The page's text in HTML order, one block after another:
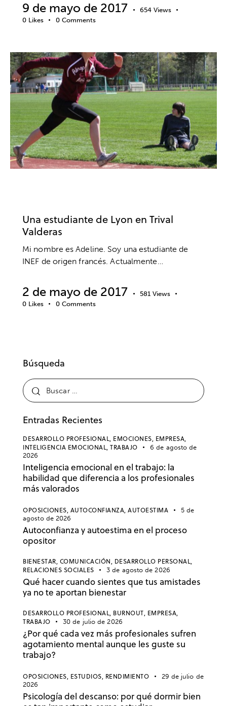
9 de mayo de 2017 654 Views
0 Likes 0 Comments
Una estudiante de Lyon en Trival
Valderas
Mi nombre es Adeline. Soy una estudiante de
INEF de origen francés. Actualmente…
2 de mayo de 2017 581 Views
0 Likes 0 Comments
Búsqueda
Entradas Recientes
DESARROLLO PROFESIONAL, EMOCIONES, EMPRESA,
INTELIGENCIA EMOCIONAL, TRABAJO
6 de agosto de
2026
Inteligencia emocional en el trabajo: la
habilidad que diferencia a los profesionales
más valorados
OPOSICIONES, AUTOCONFIANZA, AUTOESTIMA
5 de
agosto de 2026
Autoconfianza y autoestima en el proceso
opositor
BIENESTAR, COMUNICACIÓN, DESARROLLO PERSONAL,
RELACIONES SOCIALES
3 de agosto de 2026
Qué hacer cuando sientes que tus amistades
ya no te aportan bienestar
DESARROLLO PROFESIONAL, BURNOUT, EMPRESA,
TRABAJO
30 de julio de 2026
¿Por qué cada vez más profesionales sufren
agotamiento mental aunque les guste su
trabajo?
OPOSICIONES, ESTUDIOS, RENDIMIENTO
29 de julio de
2026
Psicología del descanso: por qué dormir bien